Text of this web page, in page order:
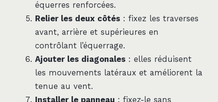
équerres renforcées.
Relier les deux côtés : fixez les traverses
avant, arrière et supérieures en
contrôlant l’équerrage.
Ajouter les diagonales : elles réduisent
les mouvements latéraux et améliorent la
tenue au vent.
Installer le panneau : fixez-le sans